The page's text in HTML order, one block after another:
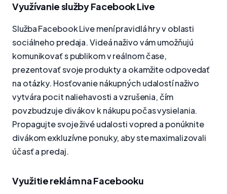
Využívanie služby Facebook Live
Služba Facebook Live mení pravidlá hry v oblasti
sociálneho predaja. Videá naživo vám umožňujú
komunikovať s publikom v reálnom čase,
prezentovať svoje produkty a okamžite odpovedať
na otázky. Hosťovanie nákupných udalostí naživo
vytvára pocit naliehavosti a vzrušenia, čím
povzbudzuje divákov k nákupu počas vysielania.
Propagujte svoje živé udalosti vopred a ponúknite
divákom exkluzívne ponuky, aby ste maximalizovali
účasť a predaj.
Využitie reklám na Facebooku